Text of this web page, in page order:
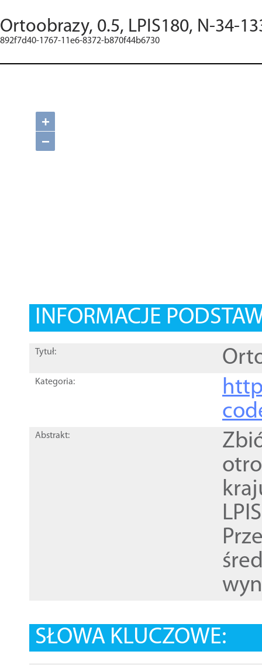
Ortoobrazy, 0.5, LPIS180, N-34-
892f7d40-1767-11e6-8372-b870f44b6730
+
−
INFORMACJE
Tytuł:
Kategoria:
Abstrakt:
SŁOWA KLUCZOWE: